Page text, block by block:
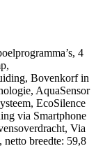
4
Bovenkorf in
AquaSensor
EcoSilence
via Smartphone
Via
netto breedte: 59,8